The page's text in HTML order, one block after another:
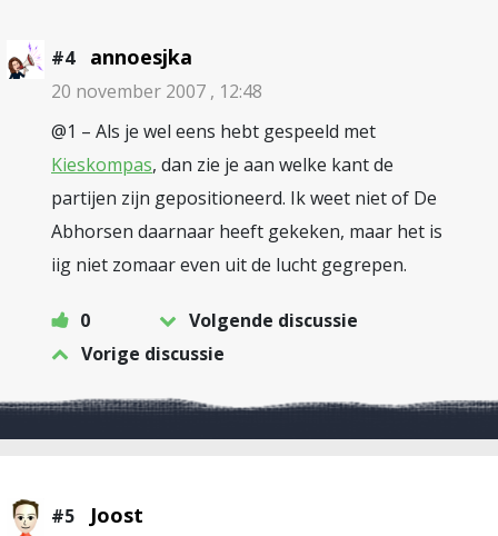
#4 annoesjka
20 november 2007 , 12:48
@1 – Als je wel eens hebt gespeeld met
Kieskompas, dan zie je aan welke kant de
partijen zijn gepositioneerd. Ik weet niet of De
Abhorsen daarnaar heeft gekeken, maar het is
iig niet zomaar even uit de lucht gegrepen.
0
Volgende discussie
Vorige discussie
#5 Joost